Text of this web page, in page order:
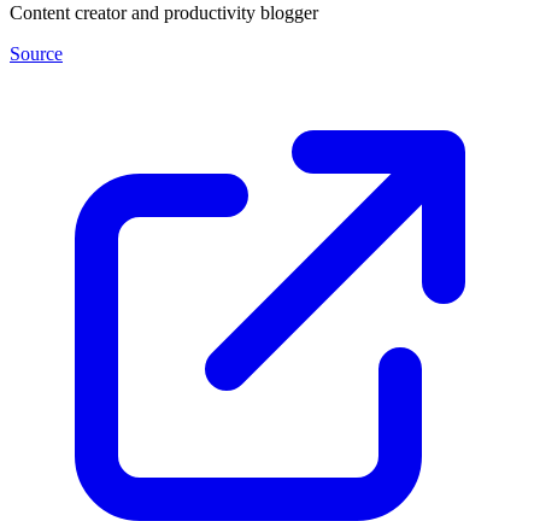
Content creator and productivity blogger
Source